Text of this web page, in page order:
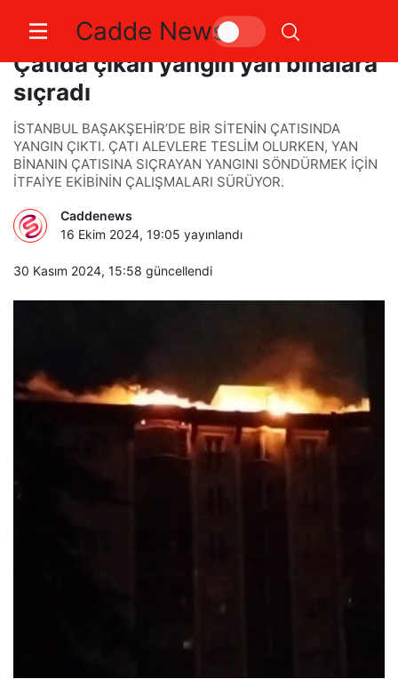
Cadde News
Başakşehir’de korkutan yangın:
Çatıda çıkan yangın yan binalara
sıçradı
İSTANBUL BAŞAKŞEHİR’DE BİR SİTENİN ÇATISINDA
YANGIN ÇIKTI. ÇATI ALEVLERE TESLİM OLURKEN, YAN
BİNANIN ÇATISINA SIÇRAYAN YANGINI SÖNDÜRMEK İÇİN
İTFAİYE EKİBİNİN ÇALIŞMALARI SÜRÜYOR.
Caddenews
16 Ekim 2024, 19:05 yayınlandı
30 Kasım 2024, 15:58 güncellendi